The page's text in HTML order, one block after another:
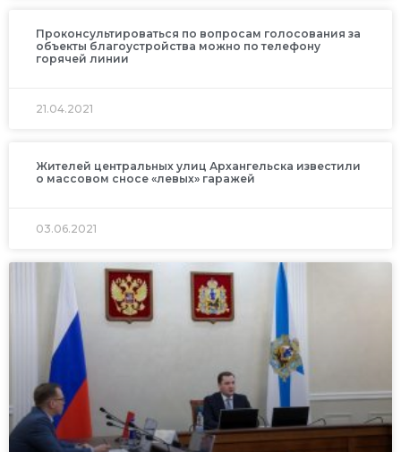
Проконсультироваться по вопросам голосования за
объекты благоустройства можно по телефону
горячей линии
21.04.2021
Жителей центральных улиц Архангельска известили
о массовом сносе «левых» гаражей
03.06.2021